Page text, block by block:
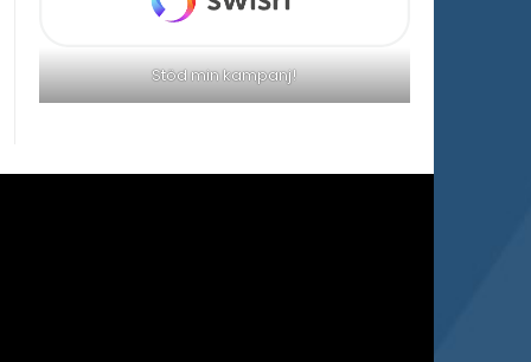
Stöd min kampanj!